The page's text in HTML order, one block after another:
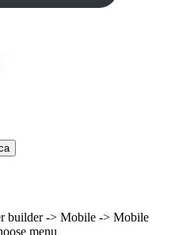
builder -> Mobile -> Mobile
menu